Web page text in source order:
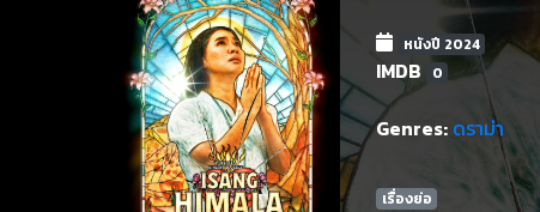
หนังปี 2024
IMDB 0
Genres: ดราม่า
เรื่องย่อ